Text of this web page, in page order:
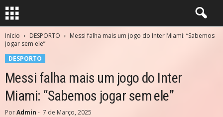
Início DESPORTO
Messi falha mais um jogo do Inter Miami: “Sabemos
jogar sem ele”
DESPORTO
Messi falha mais um jogo do Inter
Miami: “Sabemos jogar sem ele”
PorAdmin - 7 de Março, 2025